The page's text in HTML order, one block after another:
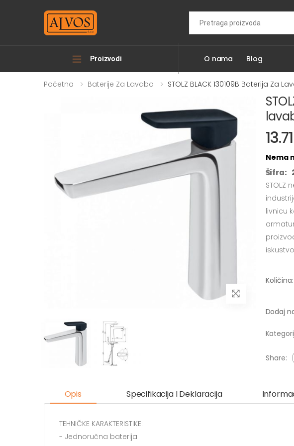
Proizvodi O nama Blog
Početna Baterije Za Lavabo STOLZ BLACK 130109B Baterija Za
Nema
Šifra:
STOLZ
livnicu
Količina:
Dodaj
Share:
Opis Specifikacija I Deklaracija
TEHNIČKE KARAKTERISTIKE:
- Jednoručna baterija